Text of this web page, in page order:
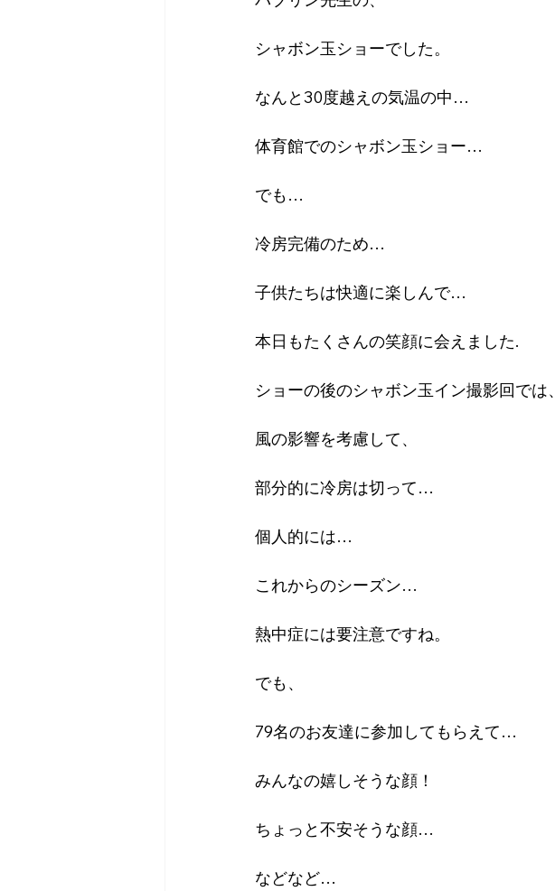
シャボン玉ショーでした。
なんと30度越えの気温の中…
体育館でのシャボン玉ショー…
でも…
冷房完備のため…
子供たちは快適に楽しんで…
本日もたくさんの笑顔に会えました.
ショーの後のシャボン玉イン撮影回では、
風の影響を考慮して、
部分的に冷房は切って…
個人的には…
これからのシーズン…
熱中症には要注意ですね。
でも、
79名のお友達に参加してもらえて…
みんなの嬉しそうな顔！
ちょっと不安そうな顔…
などなど…